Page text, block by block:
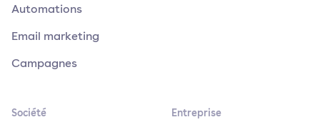
Automations
Email marketing
Campagnes
Société Entreprise